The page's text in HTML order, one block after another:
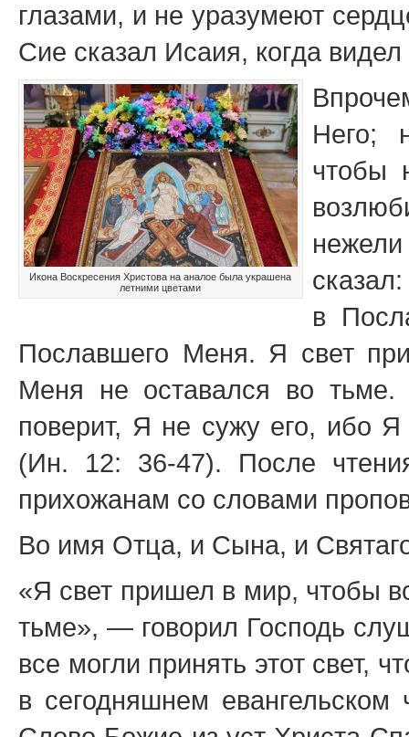
глазами, и не уразумеют
Сие сказал Исаия, когда
Икона Воскресения Христова на аналое была украшена
летними цветами
Него;
чтобы
в
Пославшего Меня. Я свет
Меня не оставался во
поверит, Я не сужу его, ибо
(Ин. 12: 36-47). После
прихожанам со словами
Во имя Отца, и Сына, и
«Я свет пришел в мир, чтобы
тьме», — говорил Господь
все могли принять этот
в сегодняшнем